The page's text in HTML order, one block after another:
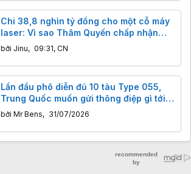
Chi 38,8 nghìn tỷ đồng cho một cỗ máy
laser: Vì sao Thâm Quyến chấp nhận
"mài kiếm" cả trăm năm
bởi Jinu, 09:31, CN
Lần đầu phô diễn đủ 10 tàu Type 055,
Trung Quốc muốn gửi thông điệp gì tới
Mỹ và các cường quốc hải quân?
bởi Mr Bens, 31/07/2026